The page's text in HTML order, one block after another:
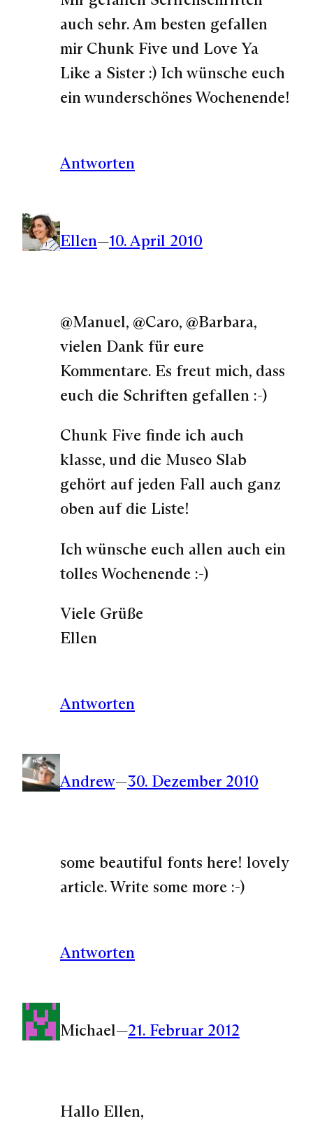
auch sehr. Am besten gefallen
mir Chunk Five und Love Ya
Like a Sister :) Ich wünsche euch
ein wunderschönes Wochenende!
Antworten
Ellen—10. April 2010
@Manuel, @Caro, @Barbara,
vielen Dank für eure
Kommentare. Es freut mich, dass
euch die Schriften gefallen :-)
Chunk Five finde ich auch
klasse, und die Museo Slab
gehört auf jeden Fall auch ganz
oben auf die Liste!
Ich wünsche euch allen auch ein
tolles Wochenende :-)
Viele Grüße
Ellen
Antworten
Andrew—30. Dezember 2010
some beautiful fonts here! lovely
article. Write some more :-)
Antworten
Michael—21. Februar 2012
Hallo Ellen,